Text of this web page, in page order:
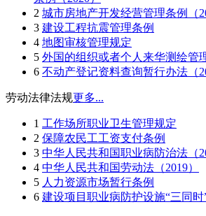
2 城市房地产开发经营管理条例（
3 建设工程抗震管理条例
4 地图审核管理规定
5 外国的组织或者个人来华测绘管
6 不动产登记资料查询暂行办法（
劳动法律法规更多...
1 工作场所职业卫生管理规定
2 保障农民工工资支付条例
3 中华人民共和国职业病防治法（
4 中华人民共和国劳动法（2019）
5 人力资源市场暂行条例
6 建设项目职业病防护设施“三同